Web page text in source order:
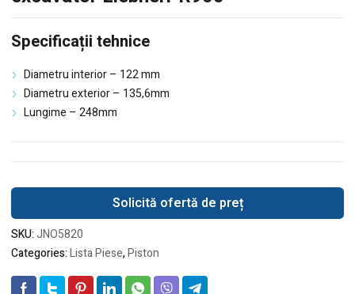
Specificații tehnice
Diametru interior – 122 mm
Diametru exterior – 135,6mm
Lungime – 248mm
Solicită ofertă de preț
SKU:JNO5820
Categories:Lista Piese,Piston